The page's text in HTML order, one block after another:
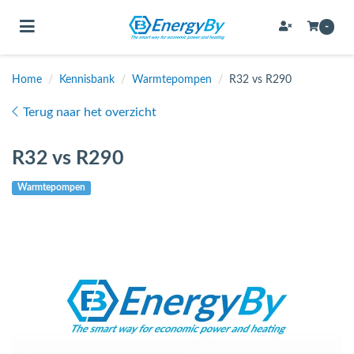
(Buizen & leidingen)
(Expansievaten)
(Flexibele slangen)
(Gereedschap)
Toggle navigation -
Home / Kennisbank / Warmtepompen / R32 vs R290
Terug naar het overzicht
R32 vs R290
Warmtepompen